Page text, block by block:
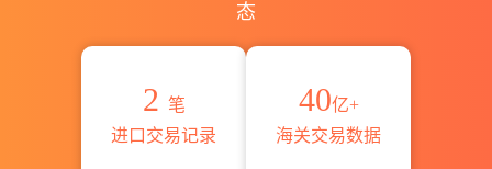
态
2 笔
进口交易记录
40亿+
海关交易数据